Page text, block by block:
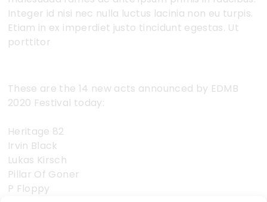
Integer id nisi nec nulla luctus lacinia non eu turpis.
Etiam in ex imperdiet justo tincidunt egestas. Ut
porttitor
These are the 14 new acts announced by EDMB
2020 Festival today:
Heritage 82
Irvin Black
Lukas Kirsch
Pillar Of Goner
P Floppy